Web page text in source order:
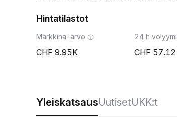
Hintatilastot
Markkina-arvo
9.95K
24 h volyymi
57.12
YleiskatsausUutisetUKK:t